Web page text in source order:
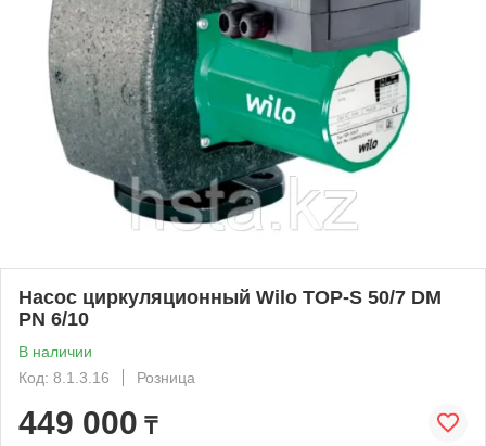
Насос циркуляционный Wilo TOP-S 50/7 DM
PN 6/10
В наличии
Код: 8.1.3.16
Розница
449 000 ₸